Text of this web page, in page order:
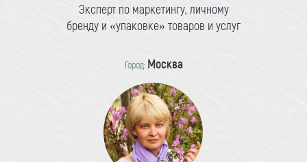
Эксперт по маркетингу, личному
бренду и «упаковке» товаров и услуг
Город: Москва